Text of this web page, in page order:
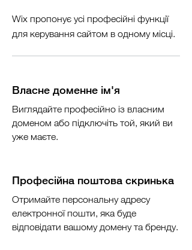
Wix пропонує усі професійні функції
для керування сайтом в одному місці.
Виглядайте професійно із власним
доменом або підключіть той, який ви
уже маєте.
Власне доменне ім'я
Отримайте персональну адресу
електронної пошти, яка буде
відповідати вашому домену та бренду.
Професійна поштова скринька